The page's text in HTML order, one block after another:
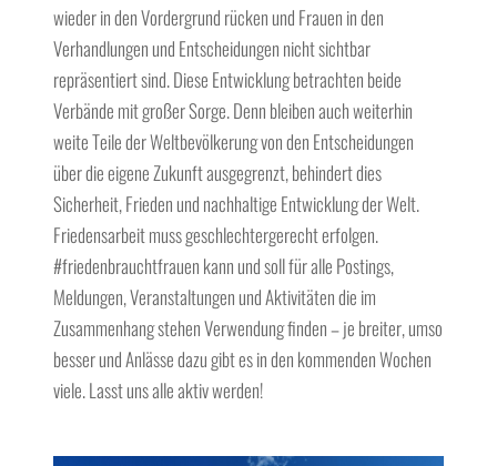
wieder in den Vordergrund rücken und Frauen in den
Verhandlungen und Entscheidungen nicht sichtbar
repräsentiert sind. Diese Entwicklung betrachten beide
Verbände mit großer Sorge. Denn bleiben auch weiterhin
weite Teile der Weltbevölkerung von den Entscheidungen
über die eigene Zukunft ausgegrenzt, behindert dies
Sicherheit, Frieden und nachhaltige Entwicklung der Welt.
Friedensarbeit muss geschlechtergerecht erfolgen.
#friedenbrauchtfrauen kann und soll für alle Postings,
Meldungen, Veranstaltungen und Aktivitäten die im
Zusammenhang stehen Verwendung finden – je breiter, umso
besser und Anlässe dazu gibt es in den kommenden Wochen
viele. Lasst uns alle aktiv werden!